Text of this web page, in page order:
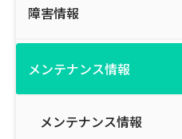
障害情報
メンテナンス情報
メンテナンス情報